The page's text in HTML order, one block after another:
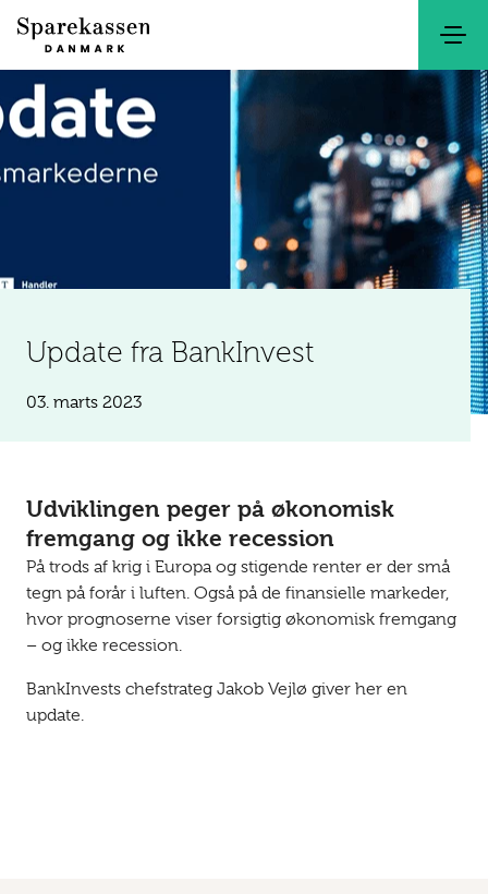
Update fra BankInvest
03. marts 2023
Udviklingen peger på økonomisk
fremgang og ikke recession
På trods af krig i Europa og stigende renter er der små
tegn på forår i luften. Også på de finansielle markeder,
hvor prognoserne viser forsigtig økonomisk fremgang
– og ikke recession.
BankInvests chefstrateg Jakob Vejlø giver her en
update.